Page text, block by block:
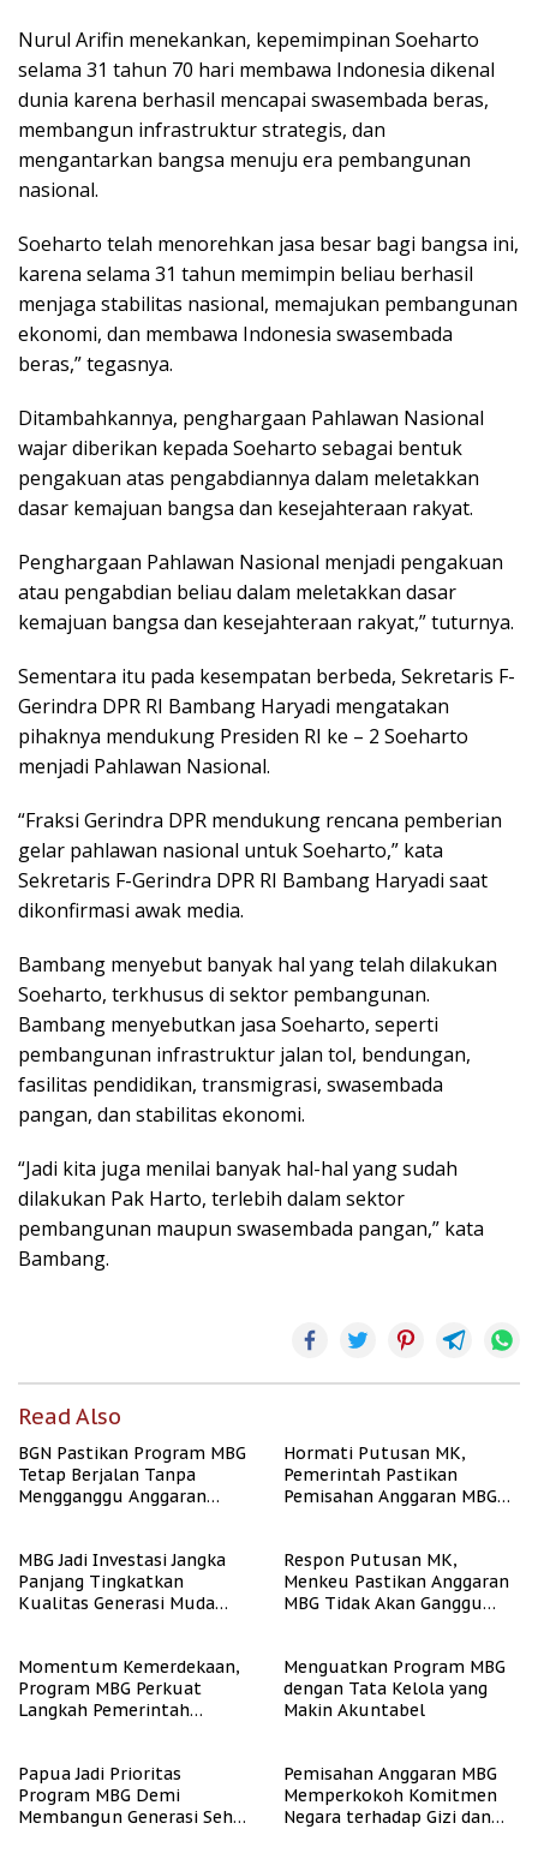
Nurul Arifin menekankan, kepemimpinan Soeharto
selama 31 tahun 70 hari membawa Indonesia dikenal
dunia karena berhasil mencapai swasembada beras,
membangun infrastruktur strategis, dan
mengantarkan bangsa menuju era pembangunan
nasional.
Soeharto telah menorehkan jasa besar bagi bangsa ini,
karena selama 31 tahun memimpin beliau berhasil
menjaga stabilitas nasional, memajukan pembangunan
ekonomi, dan membawa Indonesia swasembada
beras,” tegasnya.
Ditambahkannya, penghargaan Pahlawan Nasional
wajar diberikan kepada Soeharto sebagai bentuk
pengakuan atas pengabdiannya dalam meletakkan
dasar kemajuan bangsa dan kesejahteraan rakyat.
Penghargaan Pahlawan Nasional menjadi pengakuan
atau pengabdian beliau dalam meletakkan dasar
kemajuan bangsa dan kesejahteraan rakyat,” tuturnya.
Sementara itu pada kesempatan berbeda, Sekretaris F-
Gerindra DPR RI Bambang Haryadi mengatakan
pihaknya mendukung Presiden RI ke – 2 Soeharto
menjadi Pahlawan Nasional.
“Fraksi Gerindra DPR mendukung rencana pemberian
gelar pahlawan nasional untuk Soeharto,” kata
Sekretaris F-Gerindra DPR RI Bambang Haryadi saat
dikonfirmasi awak media.
Bambang menyebut banyak hal yang telah dilakukan
Soeharto, terkhusus di sektor pembangunan.
Bambang menyebutkan jasa Soeharto, seperti
pembangunan infrastruktur jalan tol, bendungan,
fasilitas pendidikan, transmigrasi, swasembada
pangan, dan stabilitas ekonomi.
“Jadi kita juga menilai banyak hal-hal yang sudah
dilakukan Pak Harto, terlebih dalam sektor
pembangunan maupun swasembada pangan,” kata
Bambang.
Read Also
BGN Pastikan Program MBG
Tetap Berjalan Tanpa
Mengganggu Anggaran
Hormati Putusan MK,
Pemerintah Pastikan
Pemisahan Anggaran MBG
MBG Jadi Investasi Jangka
Panjang Tingkatkan
Kualitas Generasi Muda
Respon Putusan MK,
Menkeu Pastikan Anggaran
MBG Tidak Akan Ganggu
Momentum Kemerdekaan,
Program MBG Perkuat
Langkah Pemerintah
Menguatkan Program MBG
dengan Tata Kelola yang
Makin Akuntabel
Papua Jadi Prioritas
Program MBG Demi
Membangun Generasi Sehat
Pemisahan Anggaran MBG
Memperkokoh Komitmen
Negara terhadap Gizi dan